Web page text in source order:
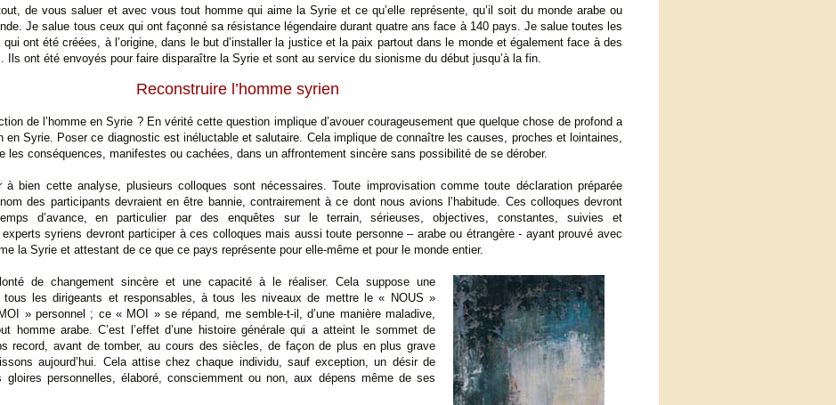
de vous saluer et avec vous tout homme qui aime la Syrie et ce qu’elle représente, qu’il soit du monde arabe ou
Je salue tous ceux qui ont façonné sa résistance légendaire durant quatre ans face à 140 pays. Je salue toutes les
ont été créées, à l’origine, dans le but d’installer la justice et la paix partout dans le monde et également face à des
Ils ont été envoyés pour faire disparaître la Syrie et sont au service du sionisme du début jusqu’à la fin.
Reconstruire l’homme syrien
de l’homme en Syrie ? En vérité cette question implique d’avouer courageusement que quelque chose de profond a
en Syrie. Poser ce diagnostic est inéluctable et salutaire. Cela implique de connaître les causes, proches et lointaines,
les conséquences, manifestes ou cachées, dans un affrontement sincère sans possibilité de se dérober.
à bien cette analyse, plusieurs colloques sont nécessaires. Toute improvisation comme toute déclaration préparée
des participants devraient en être bannie, contrairement à ce dont nous avions l’habitude. Ces colloques devront
d’avance, en particulier par des enquêtes sur le terrain, sérieuses, objectives, constantes, suivies et
syriens devront participer à ces colloques mais aussi toute personne – arabe ou étrangère - ayant prouvé avec
la Syrie et attestant de ce que ce pays représente pour elle-même et pour le monde entier.
de changement sincère et une capacité à le réaliser. Cela suppose une
les dirigeants et responsables, à tous les niveaux de mettre le « NOUS »
» personnel ; ce « MOI » se répand, me semble-t-il, d’une manière maladive,
homme arabe. C’est l’effet d’une histoire générale qui a atteint le sommet de
record, avant de tomber, au cours des siècles, de façon de plus en plus grave
aujourd’hui. Cela attise chez chaque individu, sauf exception, un désir de
gloires personnelles, élaboré, consciemment ou non, aux dépens même de ses